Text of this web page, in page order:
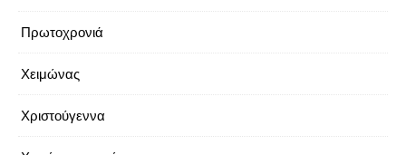
Πρωτοχρονιά
Χειμώνας
Χριστούγεννα